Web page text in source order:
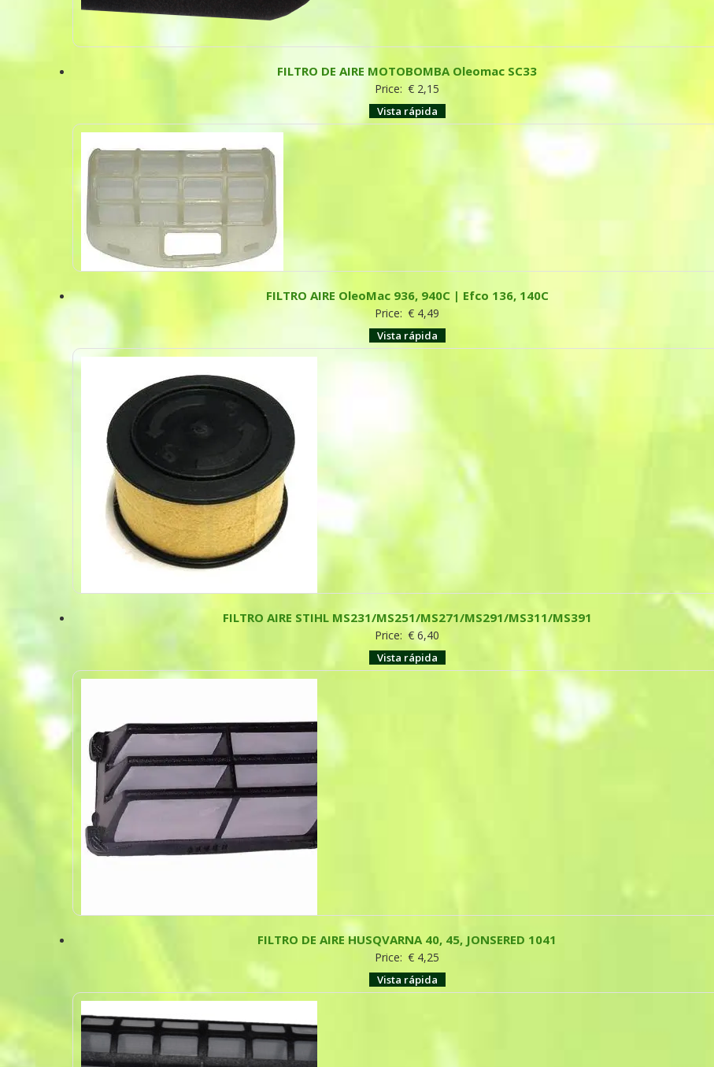
FILTRO DE AIRE MOTOBOMBA Oleomac SC33
Price: € 2,15
Vista rápida
FILTRO AIRE OleoMac 936, 940C | Efco 136, 140C
Price: € 4,49
Vista rápida
FILTRO AIRE STIHL MS231/MS251/MS271/MS291/MS311/MS391
Price: € 6,40
Vista rápida
FILTRO DE AIRE HUSQVARNA 40, 45, JONSERED 1041
Price: € 4,25
Vista rápida